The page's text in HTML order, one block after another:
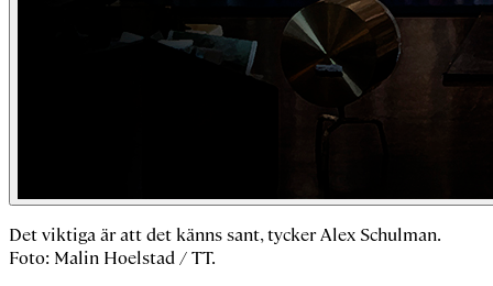
Det viktiga är att det känns sant, tycker Alex Schulman.
Foto: Malin Hoelstad / TT.